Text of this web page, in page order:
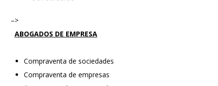
–>
ABOGADOS DE EMPRESA
Compraventa de sociedades
Compraventa de empresas